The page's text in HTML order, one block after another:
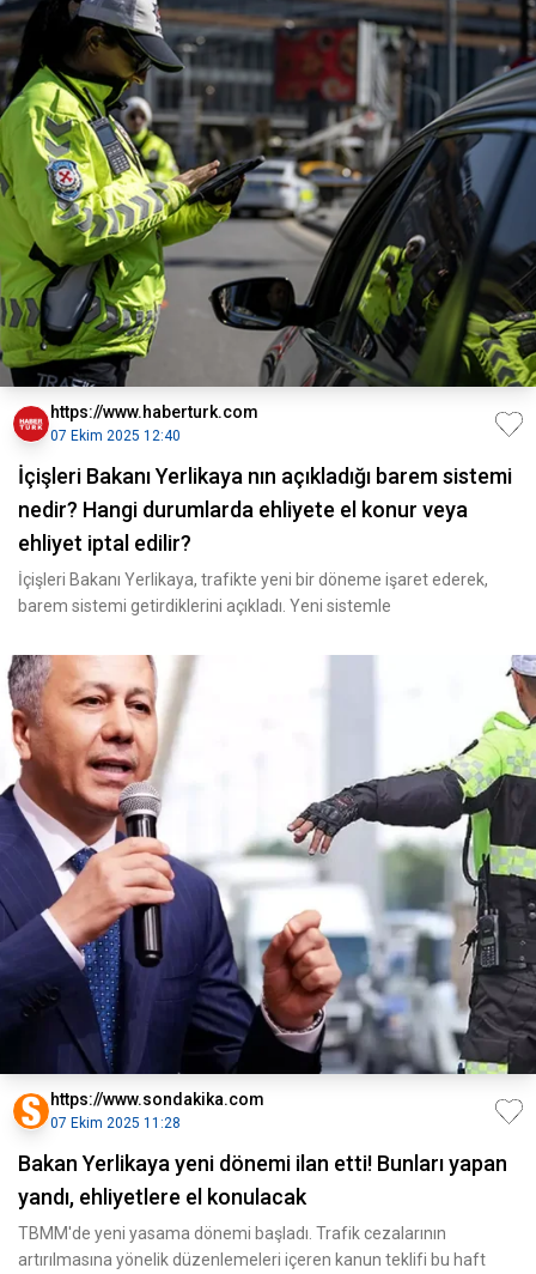
https://www.haberturk.com
07 Ekim 2025 12:40
İçişleri Bakanı Yerlikaya nın açıkladığı barem sistemi
nedir? Hangi durumlarda ehliyete el konur veya
ehliyet iptal edilir?
İçişleri Bakanı Yerlikaya, trafikte yeni bir döneme işaret ederek,
barem sistemi getirdiklerini açıkladı. Yeni sistemle
https://www.sondakika.com
07 Ekim 2025 11:28
Bakan Yerlikaya yeni dönemi ilan etti! Bunları yapan
yandı, ehliyetlere el konulacak
TBMM'de yeni yasama dönemi başladı. Trafik cezalarının
artırılmasına yönelik düzenlemeleri içeren kanun teklifi bu haft